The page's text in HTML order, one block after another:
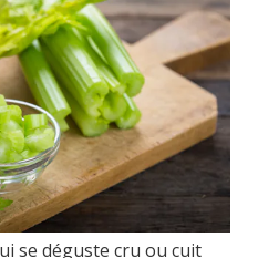
se déguste cru ou cuit